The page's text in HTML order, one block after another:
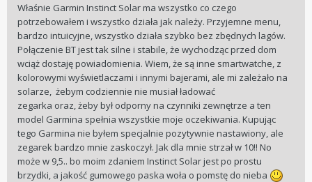
Właśnie Garmin Instinct Solar ma wszystko co czego
potrzebowałem i wszystko działa jak należy. Przyjemne menu,
bardzo intuicyjne, wszystko działa szybko bez zbędnych lagów.
Połączenie BT jest tak silne i stabile, że wychodząc przed dom
wciąż dostaję powiadomienia. Wiem, że są inne smartwatche, z
kolorowymi wyświetlaczami i innymi bajerami, ale mi zależało na
solarze, żebym codziennie nie musiał ładować
zegarka oraz, żeby był odporny na czynniki zewnętrze a ten
model Garmina spełnia wszystkie moje oczekiwania. Kupując
tego Garmina nie byłem specjalnie pozytywnie nastawiony, ale
zegarek bardzo mnie zaskoczył. Jak dla mnie strzał w 10!! No
może w 9,5.. bo moim zdaniem Instinct Solar jest po prostu
brzydki, a jakość gumowego paska woła o pomstę do nieba